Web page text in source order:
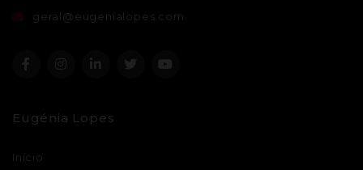
geral@eugenialopes.com
Eugénia Lopes
Início